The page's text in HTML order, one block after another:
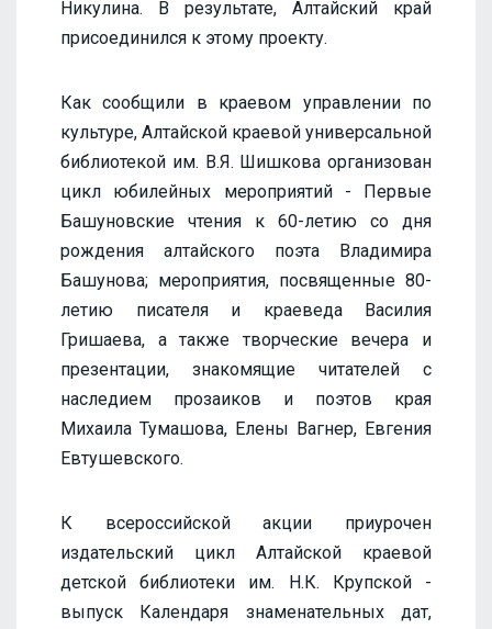
Никулина. В результате, Алтайский край
присоединился к этому проекту.
Как сообщили в краевом управлении по
культуре, Алтайской краевой универсальной
библиотекой им. В.Я. Шишкова организован
цикл юбилейных мероприятий - Первые
Башуновские чтения к 60-летию со дня
рождения алтайского поэта Владимира
Башунова; мероприятия, посвященные 80-
летию писателя и краеведа Василия
Гришаева, а также творческие вечера и
презентации, знакомящие читателей с
наследием прозаиков и поэтов края
Михаила Тумашова, Елены Вагнер, Евгения
Евтушевского.
К всероссийской акции приурочен
издательский цикл Алтайской краевой
детской библиотеки им. Н.К. Крупской -
выпуск Календаря знаменательных дат,